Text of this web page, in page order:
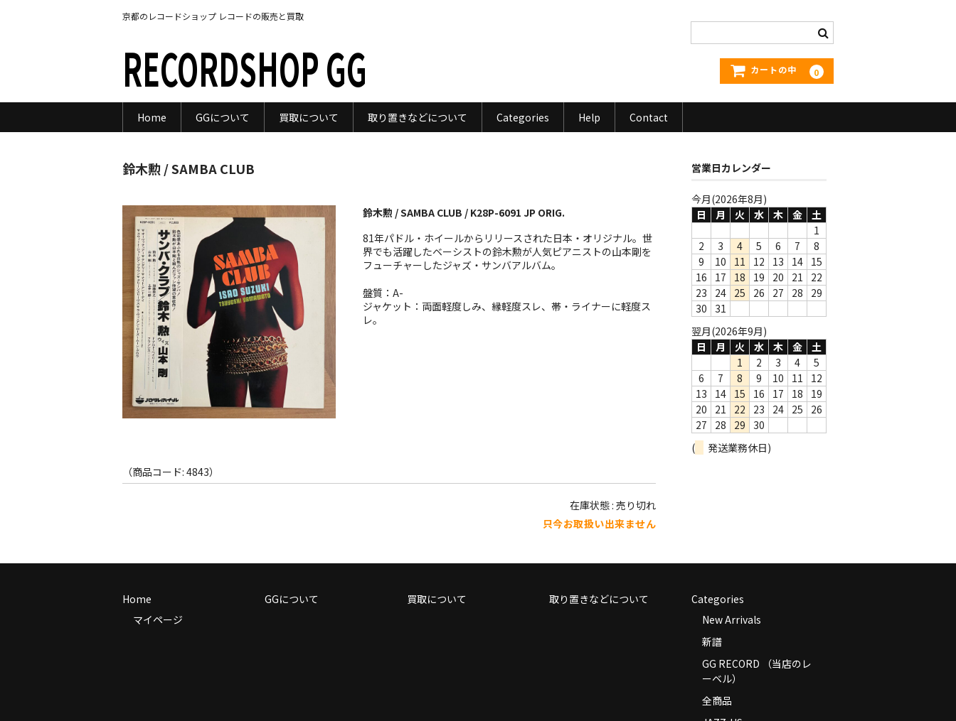
京都のレコードショップ レコードの販売と買取
RECORDSHOP GG カートの中 0
Home GGについて 買取について 取り置きなどについて Categories Help Contact
鈴木勲 / SAMBA CLUB
鈴木勲 / SAMBA CLUB / K28P-6091 JP ORIG.
81年パドル・ホイールからリリースされた日本・オリジナル。世
界でも活躍したベーシストの鈴木勲が人気ピアニストの山本剛を
フューチャーしたジャズ・サンバアルバム。
盤質：A-
ジャケット：両面軽度しみ、縁軽度スレ、帯・ライナーに軽度ス
レ。
（商品コード: 4843）
在庫状態 : 売り切れ
只今お取扱い出来ません
営業日カレンダー
今月(2026年8月)
日
月 火 水 木 金
土
1
2
3 4 5 6 7
8
9
10 11 12 13 14 15
16
17 18 19 20 21
22
23
24 25 26 27 28
29
30
31
翌月(2026年9月)
日
月 火 水 木 金
土
1
2 3 4
5
6
7 8 9 10 11
12
13
14 15 16 17 18
19
20
21 22 23 24 25
26
27
28 29
30
(
発送業務休日)
Home
マイページ
GGについて 買取について 取り置きなどについて
Categories
New Arrivals
新譜
GG RECORD （当店のレ
ーベル）
全商品